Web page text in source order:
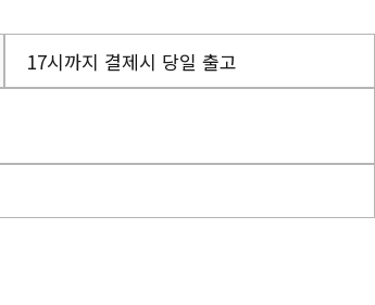
17시까지 결제시 당일 출고